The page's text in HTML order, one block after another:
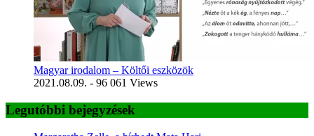
Magyar irodalom – Költői eszközök
2021.08.09. - 96 061 Views
Legutóbbi bejegyzések